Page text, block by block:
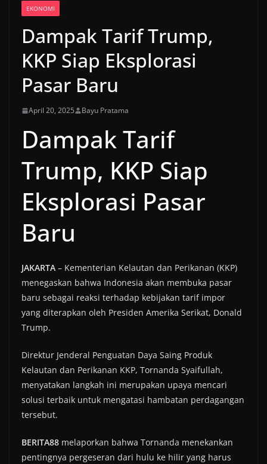
EKONOMI
Dampak Tarif Trump,
KKP Siap Eksplorasi
Pasar Baru
April 20, 2025 Bayu Pratama
Dampak Tarif
Trump, KKP Siap
Eksplorasi Pasar
Baru
JAKARTA – Kementerian Kelautan dan Perikanan (KKP)
menegaskan bahwa Indonesia akan membuka pasar
baru sebagai reaksi terhadap kebijakan tarif impor
yang diterapkan oleh Presiden Amerika Serikat, Donald
Trump.
Direktur Jenderal Penguatan Daya Saing Produk
Kelautan dan Perikanan KKP, Tornanda Syaifullah,
menyatakan langkah ini merupakan upaya mencari
solusi terbaik untuk mengatasi hambatan perdagangan
tersebut.
BERITA88 melaporkan bahwa Tornanda menekankan
pentingnya pergeseran dari hulu ke hilir yang harus